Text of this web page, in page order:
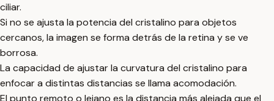
ciliar.
Si no se ajusta la potencia del cristalino para objetos
cercanos, la imagen se forma detrás de la retina y se ve
borrosa.
La capacidad de ajustar la curvatura del cristalino para
enfocar a distintas distancias se llama acomodación.
El punto remoto o lejano es la distancia más alejada que el